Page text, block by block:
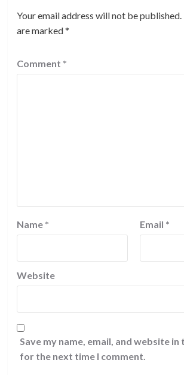
Your email address will not be published.
are marked*
Comment *
Name * Email *
Website
Save my name, email, and website
for the next time I comment.